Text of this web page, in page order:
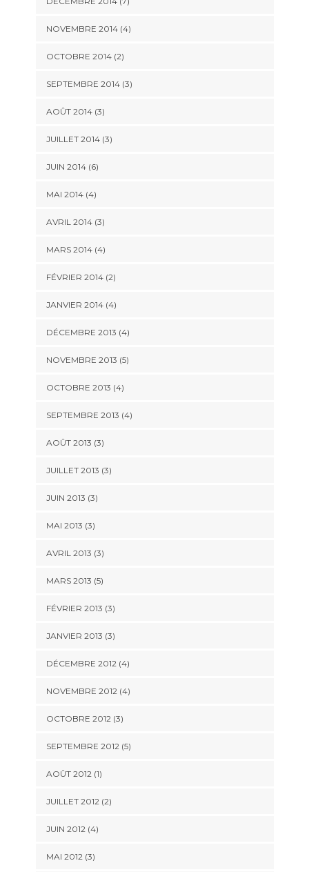
NOVEMBRE 2014(4)
OCTOBRE 2014(2)
SEPTEMBRE 2014(3)
AOÛT 2014(3)
JUILLET 2014(3)
JUIN 2014(6)
MAI 2014(4)
AVRIL 2014(3)
MARS 2014(4)
FÉVRIER 2014(2)
JANVIER 2014(4)
DÉCEMBRE 2013 (4)
NOVEMBRE 2013 (5)
OCTOBRE 2013 (4)
SEPTEMBRE 2013 (4)
AOÛT 2013 (3)
JUILLET 2013 (3)
JUIN 2013 (3)
MAI 2013 (3)
AVRIL 2013 (3)
MARS 2013 (5)
FÉVRIER 2013 (3)
JANVIER 2013 (3)
DÉCEMBRE 2012(4)
NOVEMBRE 2012(4)
OCTOBRE 2012(3)
SEPTEMBRE 2012(5)
AOÛT 2012(1)
JUILLET 2012(2)
JUIN 2012(4)
MAI 2012(3)